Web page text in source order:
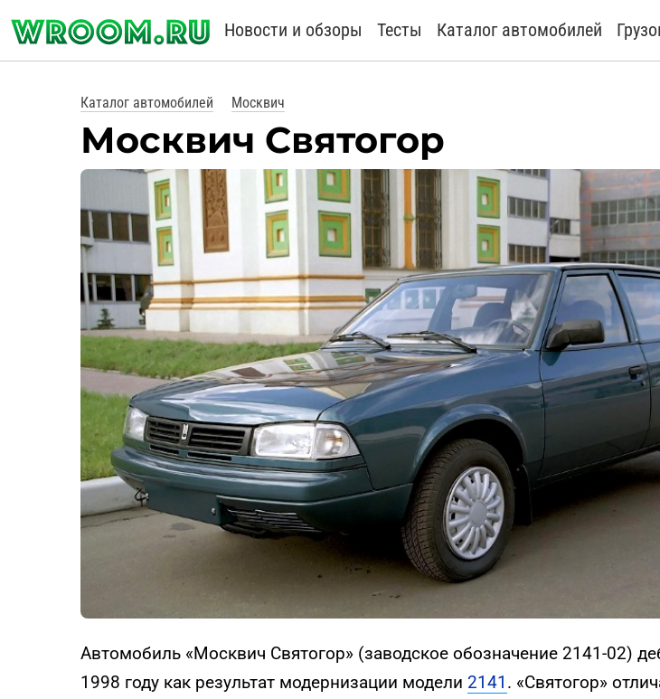
Новости и обзоры Тесты Каталог автомобилей
Каталог автомобилей Москвич
Москвич Святогор
Автомобиль «Москвич Святогор» (заводское обозначение 2141-02)
1998 году как результат модернизации модели 2141 . «Святогор»